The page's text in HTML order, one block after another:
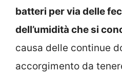
batteri per via delle
dell’umidità che si
causa delle continue
accorgimento da